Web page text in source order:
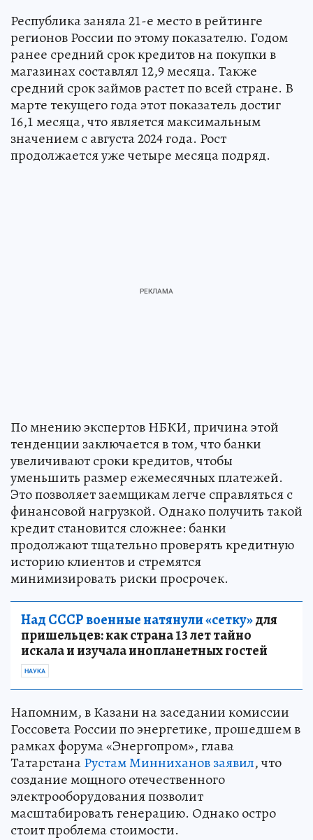
Республика заняла 21-е место в рейтинге
регионов России по этому показателю. Годом
ранее средний срок кредитов на покупки в
магазинах составлял 12,9 месяца. Также
средний срок займов растет по всей стране. В
марте текущего года этот показатель достиг
16,1 месяца, что является максимальным
значением с августа 2024 года. Рост
продолжается уже четыре месяца подряд.
По мнению экспертов НБКИ, причина этой
тенденции заключается в том, что банки
увеличивают сроки кредитов, чтобы
уменьшить размер ежемесячных платежей.
Это позволяет заемщикам легче справляться с
финансовой нагрузкой. Однако получить такой
кредит становится сложнее: банки
продолжают тщательно проверять кредитную
историю клиентов и стремятся
минимизировать риски просрочек.
Над СССР военные натянули «сетку»для
пришельцев: как страна 13 лет тайно
искала и изучала инопланетных гостей
НАУКА
Напомним, в Казани на заседании комиссии
Госсовета России по энергетике, прошедшем в
рамках форума «Энергопром», глава
ТатарстанаРустам Минниханов заявил, что
создание мощного отечественного
электрооборудования позволит
масштабировать генерацию. Однако остро
стоит проблема стоимости.